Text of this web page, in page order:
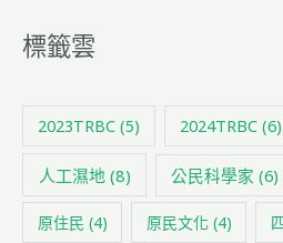
標籤雲
2023TRBC(5) 2024TRBC (6)
人工濕地(8) 公民科學家 (6)
原住民 (4) 原民文化(4)